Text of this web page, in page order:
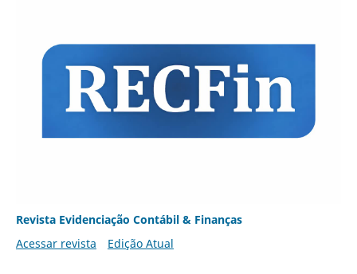
Revista Evidenciação Contábil & Finanças
Acessar revista
Edição Atual